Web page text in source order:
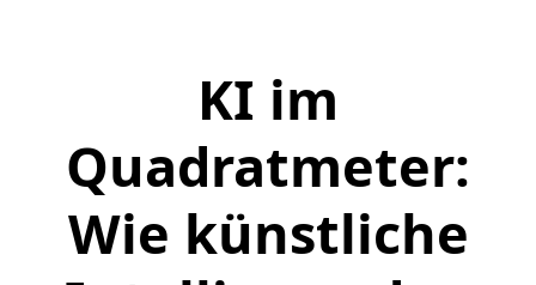
KI im
Quadratmeter:
Wie künstliche